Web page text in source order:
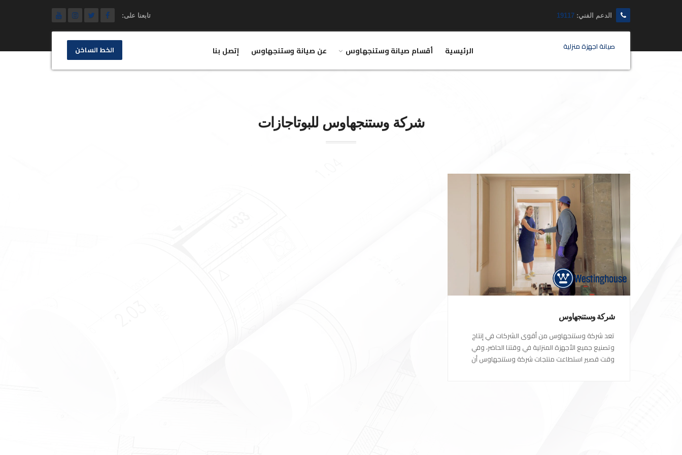
الدعم الفني: 19117 تابعنا على:
صيانة اجهزة منزلية الرئيسية أقسام صيانة وستنجهاوس عن صيانة وستنجهاوس إتصل بنا الخط الساخن
شركة وستنجهاوس للبوتاجازات
شركة وستنجهاوس
تعد شركة وستنجهاوس من أقوى الشركات في إنتاج
وتصنيع جميع الأجهزة المنزلية في وقتنا الحاضر، وفي
وقت قصير استطاعت منتجات شركة وستنجهاوس أن